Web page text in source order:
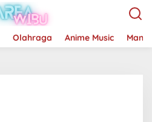
Olahraga Anime Music